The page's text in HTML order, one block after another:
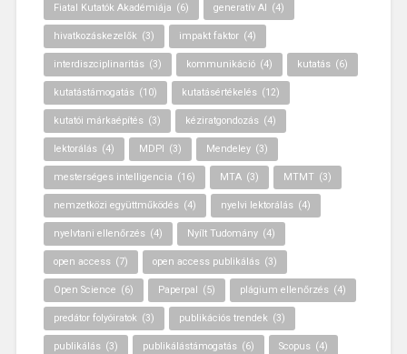
Fiatal Kutatók Akadémiája (6) generatív AI (4)
hivatkozáskezelők (3) impakt faktor (4)
interdiszciplinaritás (3) kommunikáció (4) kutatás (6)
kutatástámogatás (10) kutatásértékelés (12)
kutatói márkaépítés (3) kéziratgondozás (4)
lektorálás (4) MDPI (3) Mendeley (3)
mesterséges intelligencia (16) MTA (3) MTMT (3)
nemzetközi együttműködés (4) nyelvi lektorálás (4)
nyelvtani ellenőrzés (4) Nyílt Tudomány (4)
open access (7) open access publikálás (3)
Open Science (6) Paperpal (5) plágium ellenőrzés (4)
predátor folyóiratok (3) publikációs trendek (3)
publikálás (3) publikálástámogatás (6) Scopus (4)